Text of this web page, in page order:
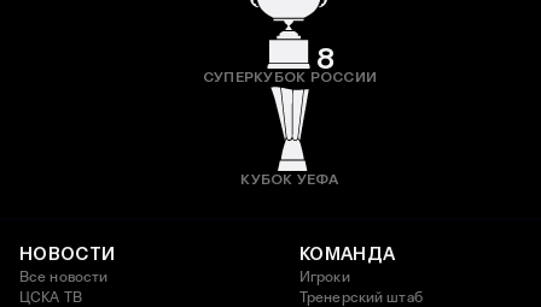
8
СУПЕРКУБОК РОССИИ
КУБОК УЕФА
НОВОСТИ
Все новости
ЦСКА ТВ
КОМАНДА
Игроки
Тренерский штаб